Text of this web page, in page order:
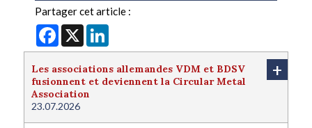
Partager cet article :
Facebook
X
Les associations allemandes VDM et BDSV
fusionnent et deviennent la Circular Metal
Association
23.07.2026
+